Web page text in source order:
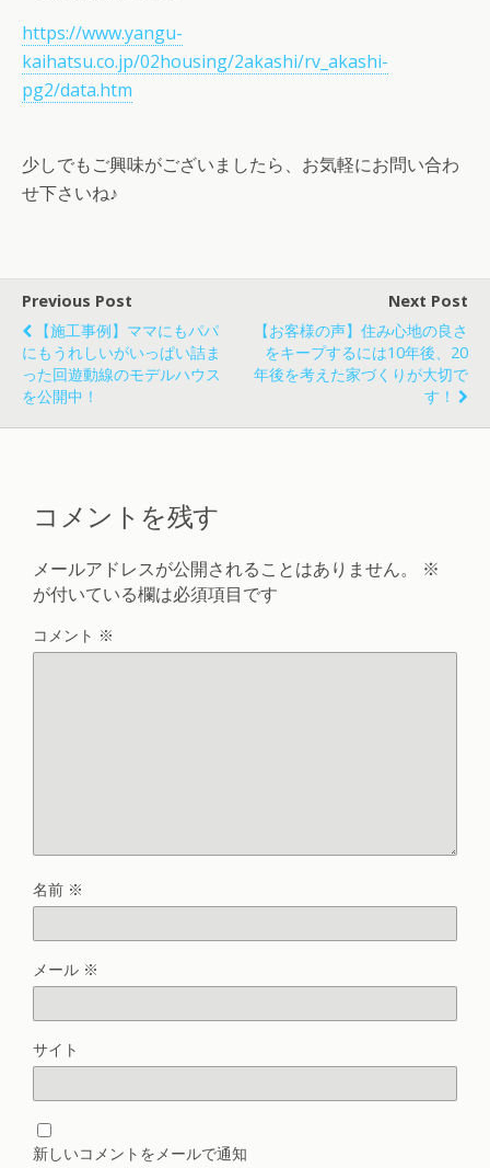
https://www.yangu-
kaihatsu.co.jp/02housing/2akashi/rv_akashi-
pg2/data.htm
少しでもご興味がございましたら、お気軽にお問い合わ
せ下さいね♪
Previous Post
【施工事例】ママにもパパ
にもうれしいがいっぱい詰ま
った回遊動線のモデルハウス
を公開中！
Next Post
【お客様の声】住み心地の良さ
をキープするには10年後、20
年後を考えた家づくりが大切で
す！
コメントを残す
メールアドレスが公開されることはありません。
※
が付いている欄は必須項目です
コメント ※
名前 ※
メール ※
サイト
新しいコメントをメールで通知